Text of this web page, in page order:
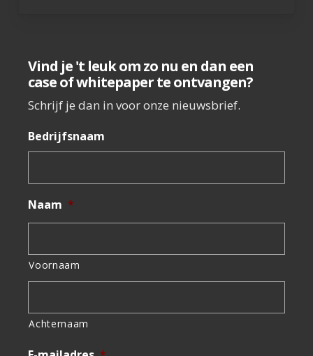
Vind je 't leuk om zo nu en dan een
case of whitepaper te ontvangen?
Schrijf je dan in voor onze nieuwsbrief.
Bedrijfsnaam
Naam *
Voornaam
Achternaam